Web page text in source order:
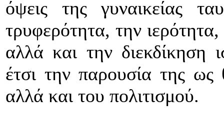
όψεις της γυναικείας
τρυφερότητα, την
αλλά και την διεκδίκηση
έτσι την παρουσία της ως
αλλά και του πολιτισμού.